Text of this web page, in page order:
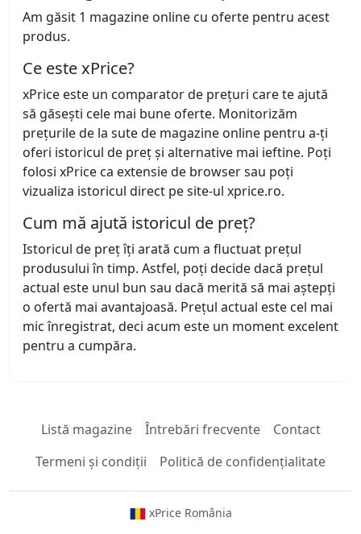
Am găsit 1 magazine online cu oferte pentru acest
produs.
Ce este xPrice?
xPrice este un comparator de prețuri care te ajută
să găsești cele mai bune oferte. Monitorizăm
prețurile de la sute de magazine online pentru a-ți
oferi istoricul de preț și alternative mai ieftine. Poți
folosi xPrice ca extensie de browser sau poți
vizualiza istoricul direct pe site-ul xprice.ro.
Cum mă ajută istoricul de preț?
Istoricul de preț îți arată cum a fluctuat prețul
produsului în timp. Astfel, poți decide dacă prețul
actual este unul bun sau dacă merită să mai aștepți
o ofertă mai avantajoasă. Prețul actual este cel mai
mic înregistrat, deci acum este un moment excelent
pentru a cumpăra.
Listă magazine Întrebări frecvente
Contact
Termeni și condiții
Politică de confidențialitate
xPrice România